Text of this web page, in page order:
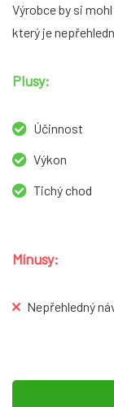
Výrobce by si
který je
Plusy:
Účinnost
Výkon
Tichý chod
Mínusy:
Nepřehledný